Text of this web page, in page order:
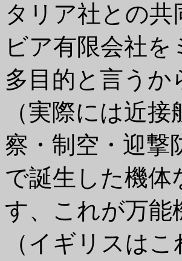
タリア社との
ビア有限会社
多目的と言うか
（実際には近
察・制空・迎撃
で誕生した機
す、これが万能
（イギリスは